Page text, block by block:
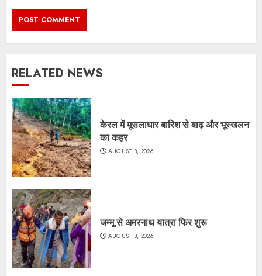
RELATED NEWS
केरल में मूसलाधार बारिश से बाढ़ और भूस्खलन
का कहर
AUGUST 3, 2026
जम्मू से अमरनाथ यात्रा फिर शुरू
AUGUST 3, 2026